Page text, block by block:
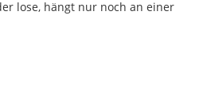
lose, hängt nur noch an einer